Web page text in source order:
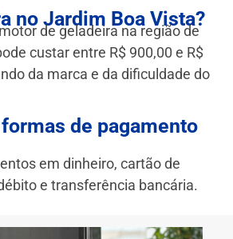
no Jardim Boa Vista?
de geladeira na região de
custar entre R$ 900,00 e R$
da marca e da dificuldade do
de pagamento
em dinheiro, cartão de
e transferência bancária.